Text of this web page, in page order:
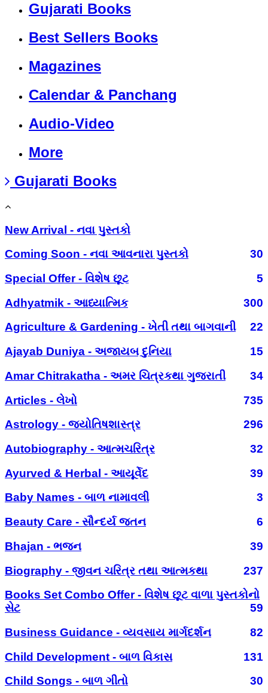
Gujarati Books
Best Sellers Books
Magazines
Calendar & Panchang
Audio-Video
More
Gujarati Books
New Arrival - નવા પુસ્તકો
Coming Soon - નવા આવનારા પુસ્તકો
30
Special Offer - વિશેષ છૂટ
5
Adhyatmik - આધ્યાત્મિક
300
Agriculture & Gardening - ખેતી તથા બાગવાની
22
Ajayab Duniya - અજાયબ દુનિયા
15
Amar Chitrakatha - અમર ચિત્રકથા ગુજરાતી
34
Articles - લેખો
735
Astrology - જ્યોતિષશાસ્ત્ર
296
Autobiography - આત્મચરિત્ર
32
Ayurved & Herbal - આયૂર્વેદ
39
Baby Names - બાળ નામાવલી
3
Beauty Care - સૌન્દર્ય જતન
6
Bhajan - ભજન
39
Biography - જીવન ચરિત્ર તથા આત્મકથા
237
Books Set Combo Offer - વિશેષ છૂટ વાળા પુસ્તકોનો
સેટ
59
Business Guidance - વ્યવસાય માર્ગદર્શન
82
Child Development - બાળ વિકાસ
131
Child Songs - બાળ ગીતો
30